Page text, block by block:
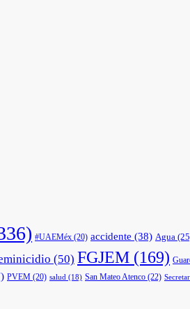
#UAEMéx (20) accidente (38) Agua
(50) FGJEM (169)
PVEM (20) salud (18) San Mateo Atenco (22)